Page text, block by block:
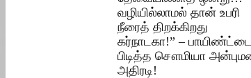
வழியில்லாமல் தான் உபரி
நீரைத் திறக்கிறது
கர்நாடகா!” –
பிடித்த சௌமியா
அதிரடி!